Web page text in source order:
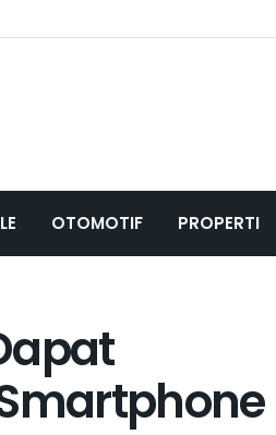
OTOMOTIF PROPERTI